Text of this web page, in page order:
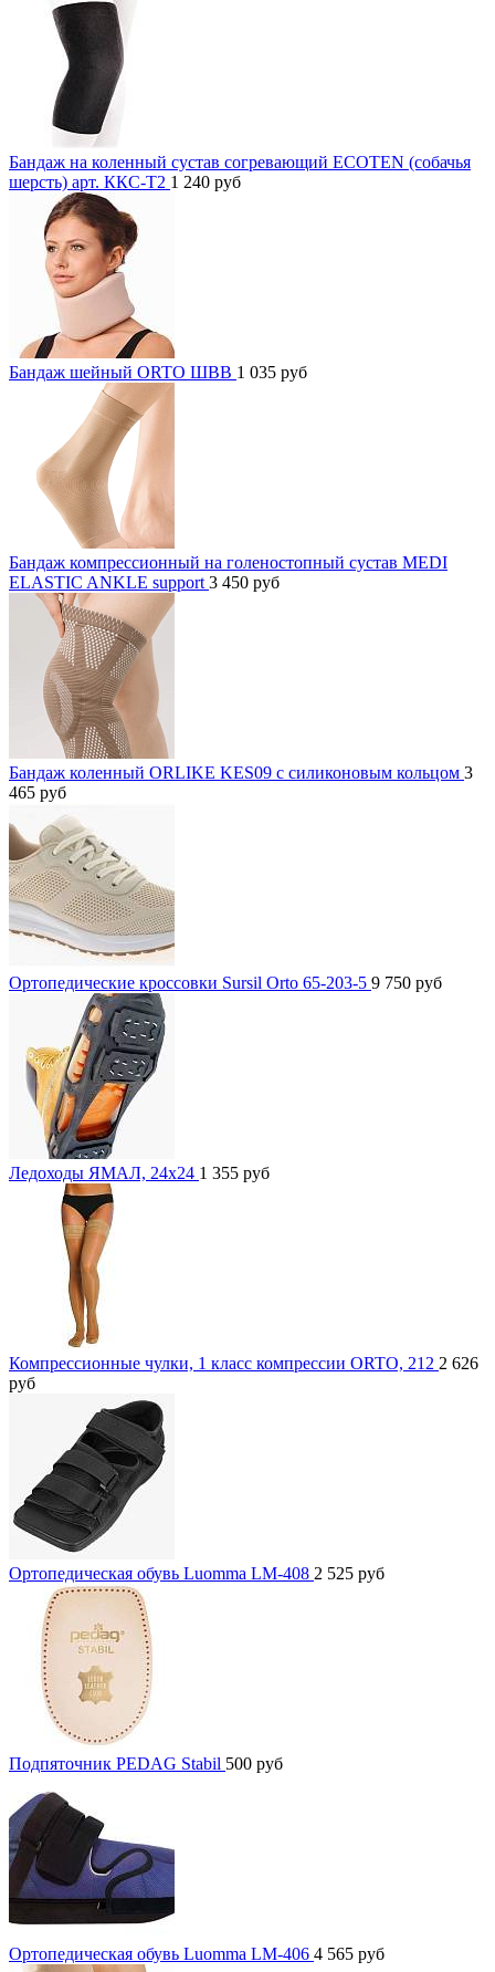
Бандаж на коленный сустав согревающий ECOTEN (собачья
шерсть) арт. ККС-Т2 1 240 руб
Бандаж шейный ORTO ШВВ 1 035 руб
Бандаж компрессионный на голеностопный сустав MEDI
ELASTIC ANKLE support 3 450 руб
Бандаж коленный ORLIKE KES09 c силиконовым кольцом 3
465 руб
Ортопедические кроссовки Sursil Orto 65-203-5 9 750 руб
Ледоходы ЯМАЛ, 24x24 1 355 руб
Компрессионные чулки, 1 класс компрессии ORTO, 212 2 626
руб
Ортопедическая обувь Luomma LM-408 2 525 руб
Подпяточник PEDAG Stabil 500 руб
Ортопедическая обувь Luomma LM-406 4 565 руб